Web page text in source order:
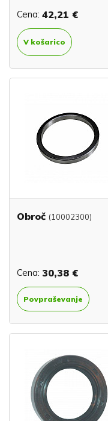
Cena: 42,21 €
V košarico
Obroč (10002300)
Cena: 30,38 €
Povpraševanje